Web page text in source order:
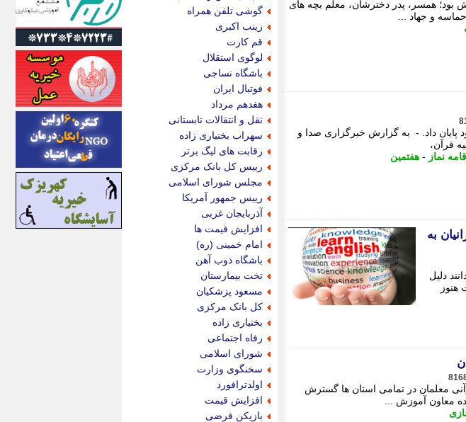
همسر، پدر دخترشان، معلم بچه های
و جهاد ...
پایان داد. - به گزارش خبرگزاری صدا و
قرآن،
نماز - هفتمین
به
دلیل
هنوز
معلمان در تمامی استان ها گسترش
معاون آموزش ...
گوشی تلفن همراه
زینب اکبری
قم کارت
لوگوی استقلال
باشگاه نساجی
فوتبال ایران
هفدهم مرداد
نقل و انتقالات تابستانی
سهراب بختیاری زاده
رقابت های لیگ برتر
رییس کل بانک مرکزی
مجلس شورای اسلامی
رییس جمهور آمریکا
آذربایجان غربی
افزایش قیمت ها
امام خمینی (ره)
باشگاه ذوب آهن
تخت بیمارستان
مسعود پزشکیان
کل بانک مرکزی
بختیاری زاده
رفاه اجتماعی
شورای اسلامی
سخنگوی وزارت
اولدترافورد
افزایش قیمت
بازیکن قرضی
ایرانیتال
ایرنا
ایسکانیوز
ایسنا
ایکنا
ایلنا
اینتیتر
ایونا نیوز
بازتاب آنلاین
باشگاه خبرنگاران
باغستان نیوز
بامبوک
ببین و بخون
بدینسان
بنکر